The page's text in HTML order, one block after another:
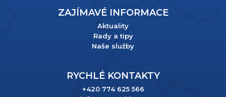
ZAJÍMAVÉ INFORMACE
Aktuality
Rady a tipy
Naše služby
RYCHLÉ KONTAKTY
+420 774 625 566